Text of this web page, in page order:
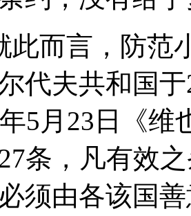
此而言，防范
代夫共和国
5月23日《维
条，凡有效
须由各该国